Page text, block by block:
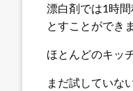
漂白剤では1時
とすことができ
ほとんどのキッ
まだ試していな